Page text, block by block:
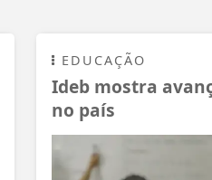
EDUCAÇÃO
Ideb mostra
no país